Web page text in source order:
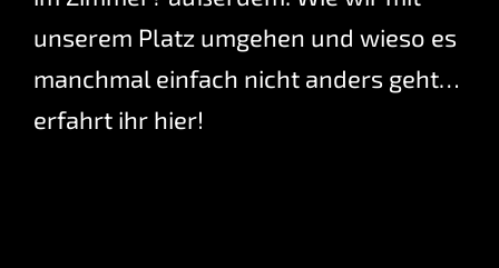
unserem Platz umgehen und wieso es
manchmal einfach nicht anders geht…
erfahrt ihr hier!